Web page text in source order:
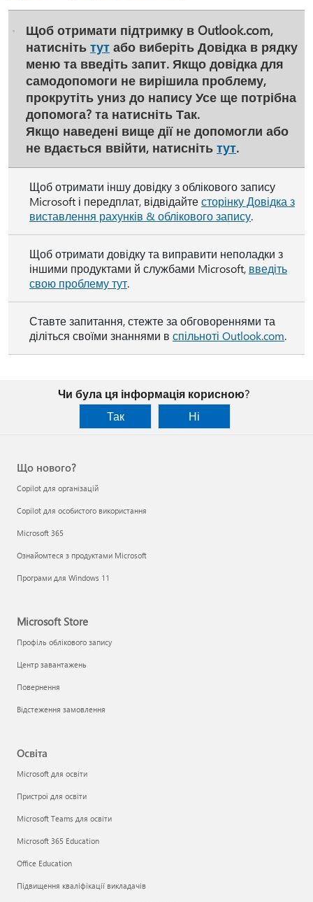
Щоб отримати підтримку в Outlook.com,
натисніть тут або виберіть Довідка в рядку
меню та введіть запит. Якщо довідка для
самодопомоги не вирішила проблему,
прокрутіть униз до напису Усе ще потрібна
допомога? та натисніть Так.
Якщо наведені вище дії не допомогли або
не вдається ввійти, натисніть тут.
Щоб отримати іншу довідку з облікового запису
Microsoft і передплат, відвідайтесторінку Довідка з
виставлення рахунків & облікового запису.
Щоб отримати довідку та виправити неполадки з
іншими продуктами й службами Microsoft, введіть
свою проблему тут.
Ставте запитання, стежте за обговореннями та
діліться своїми знаннями в спільноті Outlook.com.
Чи була ця інформація корисною?
Так
Ні
Що нового?
Copilot для організацій
Copilot для особистого використання
Microsoft 365
Ознайомтеся з продуктами Microsoft
Програми для Windows 11
Microsoft Store
Профіль облікового запису
Центр завантажень
Повернення
Відстеження замовлення
Освіта
Microsoft для освіти
Пристрої для освіти
Microsoft Teams для освіти
Microsoft 365 Education
Office Education
Підвищення кваліфікації викладачів